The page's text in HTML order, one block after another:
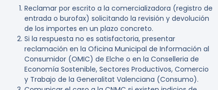
Reclamar por escrito a la comercializadora (registro de
entrada o burofax) solicitando la revisión y devolución
de los importes en un plazo concreto.
Si la respuesta no es satisfactoria, presentar
reclamación en la Oficina Municipal de Información al
Consumidor (OMIC) de Elche o en la Conselleria de
Economía Sostenible, Sectores Productivos, Comercio
y Trabajo de la Generalitat Valenciana (Consumo).